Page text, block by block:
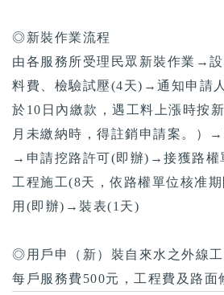
◎新裝作業流程
由各服務所受理民眾新裝作業→
料費、檢驗試壓(4天)→通知申請
於10日內繳款，遇工料上漲時按
月未繳納時，得註銷申請案。）
→申請挖路許可(即辦)→接獲路權
工程施工(8天，依路權單位核准
用(即辦)→裝表(1天)
◎用戶申（新）裝自來水之外線工
每戶服務費500元，工程費及路面